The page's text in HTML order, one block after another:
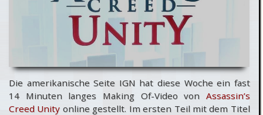
Die amerikanische Seite IGN hat diese Woche ein fast
14 Minuten langes Making Of-Video von Assassin’s
Creed Unity online gestellt. Im ersten Teil mit dem Titel